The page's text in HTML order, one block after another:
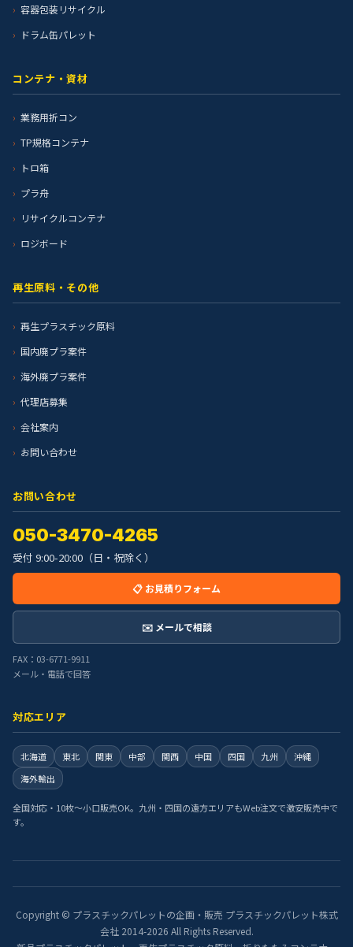
容器包装リサイクル
ドラム缶パレット
コンテナ・資材
業務用折コン
TP規格コンテナ
トロ箱
プラ舟
リサイクルコンテナ
ロジボード
再生原料・その他
再生プラスチック原料
国内廃プラ案件
海外廃プラ案件
代理店募集
会社案内
お問い合わせ
お問い合わせ
050-3470-4265
受付 9:00-20:00（日・祝除く）
📋 お見積りフォーム
✉️ メールで相談
FAX：03-6771-9911
メール・電話で回答
対応エリア
北海道 東北 関東 中部 関西 中国 四国 九州
沖縄
海外輸出
全国対応・10枚〜小口販売OK。九州・四国の遠方エリアもWeb注文で激安販売中で
す。
Copyright © プラスチックパレットの企画・販売 プラスチックパレット株式
会社 2014-2026 All Rights Reserved.